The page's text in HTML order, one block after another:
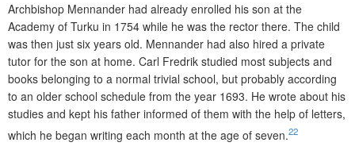
Archbishop Mennander had already enrolled his son at the
Academy of Turku in 1754 while he was the rector there. The child
was then just six years old. Mennander had also hired a private
tutor for the son at home. Carl Fredrik studied most subjects and
books belonging to a normal trivial school, but probably according
to an older school schedule from the year 1693. He wrote about his
studies and kept his father informed of them with the help of letters,
which he began writing each month at the age of seven.22